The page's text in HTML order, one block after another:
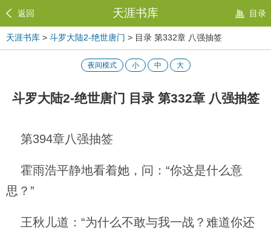
返回 天涯书库 目录
天涯书库 > 斗罗大陆2-绝世唐门 > 目录 第332章 八强抽签
夜间模式 小 中 大
斗罗大陆2-绝世唐门 目录 第332章 八强抽签
第394章八强抽签
霍雨浩平静地看着她，问：“你这是什么意
思？”
王秋儿道：“为什么不敢与我一战？难道你还